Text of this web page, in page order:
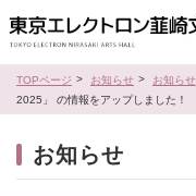
TOPページ お知らせ お知らせ
2025」 の情報をアップしました！
お知らせ